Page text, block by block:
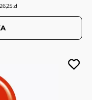
zł